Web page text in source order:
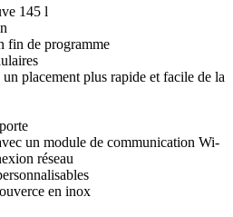
145 l
fin de programme
placement plus rapide et facile de la
un module de communication Wi-
réseau
en inox